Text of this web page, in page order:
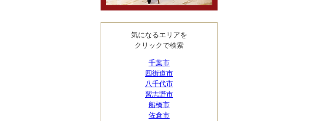
気になるエリアを
クリックで検索
千葉市
四街道市
八千代市
習志野市
船橋市
佐倉市